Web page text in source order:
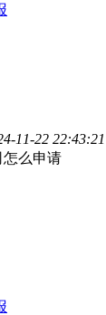
11-22 22:43:21
怎么申请